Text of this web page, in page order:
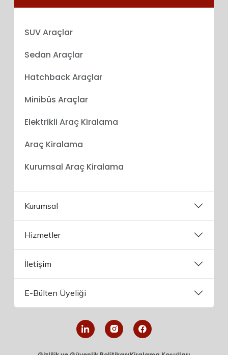
SUV Araçlar
Sedan Araçlar
Hatchback Araçlar
Minibüs Araçlar
Elektrikli Araç Kiralama
Araç Kiralama
Kurumsal Araç Kiralama
Kurumsal
Hizmetler
İletişim
E-Bülten Üyeliği